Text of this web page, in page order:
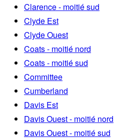
Clarence - moitié sud
Clyde Est
Clyde Ouest
Coats - moitié nord
Coats - moitié sud
Committee
Cumberland
Davis Est
Davis Ouest - moitié nord
Davis Ouest - moitié sud